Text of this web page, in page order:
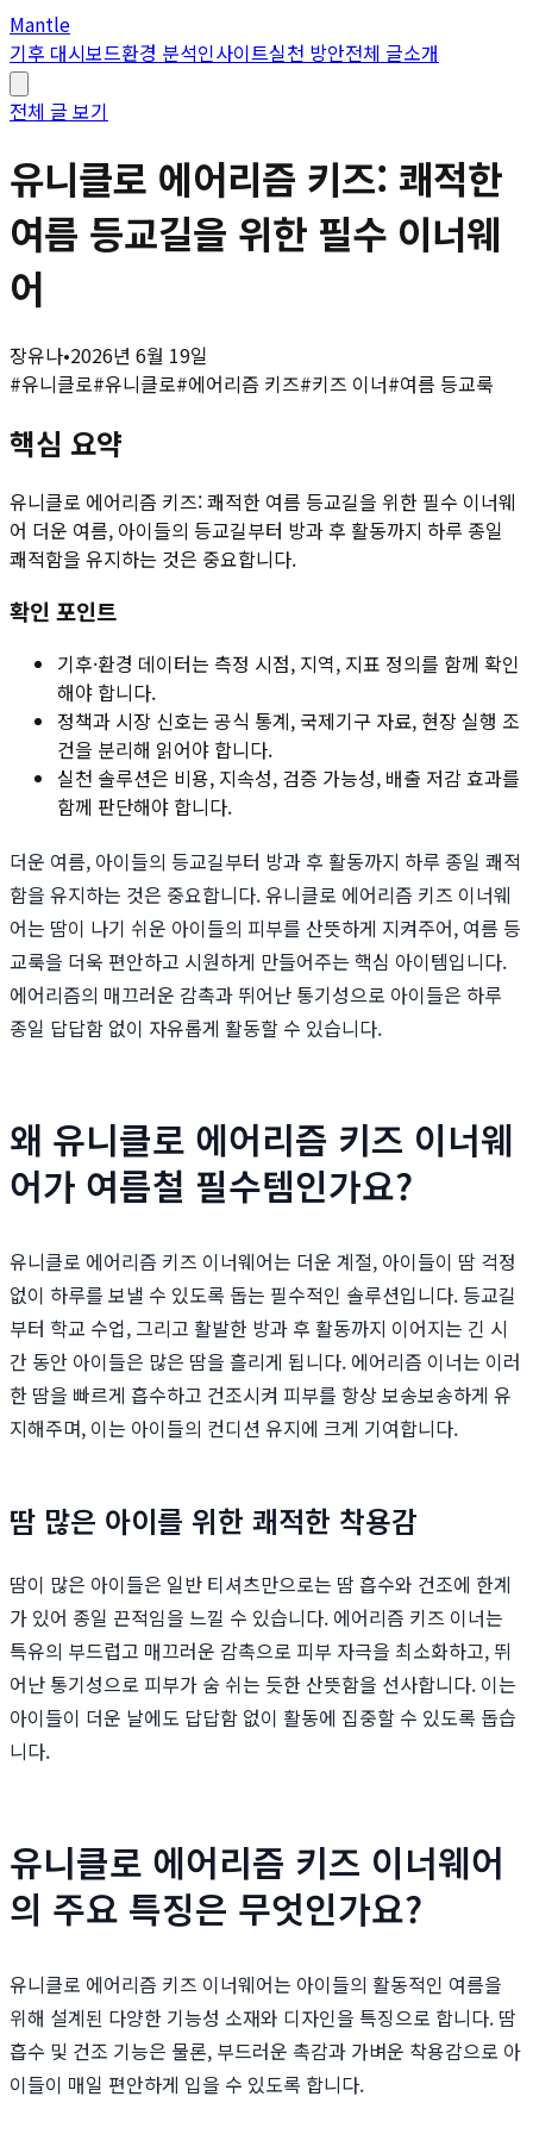
Mantle
기후 대시보드환경 분석인사이트실천 방안전체 글소개
전체 글 보기
유니클로 에어리즘 키즈: 쾌적한
여름 등교길을 위한 필수 이너웨
어
장유나•2026년 6월 19일
#유니클로#유니클로#에어리즘 키즈#키즈 이너#여름 등교룩
핵심 요약
유니클로 에어리즘 키즈: 쾌적한 여름 등교길을 위한 필수 이너웨
어 더운 여름, 아이들의 등교길부터 방과 후 활동까지 하루 종일
쾌적함을 유지하는 것은 중요합니다.
확인 포인트
기후·환경 데이터는 측정 시점, 지역, 지표 정의를 함께 확인
해야 합니다.
정책과 시장 신호는 공식 통계, 국제기구 자료, 현장 실행 조
건을 분리해 읽어야 합니다.
실천 솔루션은 비용, 지속성, 검증 가능성, 배출 저감 효과를
함께 판단해야 합니다.
더운 여름, 아이들의 등교길부터 방과 후 활동까지 하루 종일 쾌적
함을 유지하는 것은 중요합니다. 유니클로 에어리즘 키즈 이너웨
어는 땀이 나기 쉬운 아이들의 피부를 산뜻하게 지켜주어, 여름 등
교룩을 더욱 편안하고 시원하게 만들어주는 핵심 아이템입니다.
에어리즘의 매끄러운 감촉과 뛰어난 통기성으로 아이들은 하루
종일 답답함 없이 자유롭게 활동할 수 있습니다.
왜 유니클로 에어리즘 키즈 이너웨
어가 여름철 필수템인가요?
유니클로 에어리즘 키즈 이너웨어는 더운 계절, 아이들이 땀 걱정
없이 하루를 보낼 수 있도록 돕는 필수적인 솔루션입니다. 등교길
부터 학교 수업, 그리고 활발한 방과 후 활동까지 이어지는 긴 시
간 동안 아이들은 많은 땀을 흘리게 됩니다. 에어리즘 이너는 이러
한 땀을 빠르게 흡수하고 건조시켜 피부를 항상 보송보송하게 유
지해주며, 이는 아이들의 컨디션 유지에 크게 기여합니다.
땀 많은 아이를 위한 쾌적한 착용감
땀이 많은 아이들은 일반 티셔츠만으로는 땀 흡수와 건조에 한계
가 있어 종일 끈적임을 느낄 수 있습니다. 에어리즘 키즈 이너는
특유의 부드럽고 매끄러운 감촉으로 피부 자극을 최소화하고, 뛰
어난 통기성으로 피부가 숨 쉬는 듯한 산뜻함을 선사합니다. 이는
아이들이 더운 날에도 답답함 없이 활동에 집중할 수 있도록 돕습
니다.
유니클로 에어리즘 키즈 이너웨어
의 주요 특징은 무엇인가요?
유니클로 에어리즘 키즈 이너웨어는 아이들의 활동적인 여름을
위해 설계된 다양한 기능성 소재와 디자인을 특징으로 합니다. 땀
흡수 및 건조 기능은 물론, 부드러운 촉감과 가벼운 착용감으로 아
이들이 매일 편안하게 입을 수 있도록 합니다.